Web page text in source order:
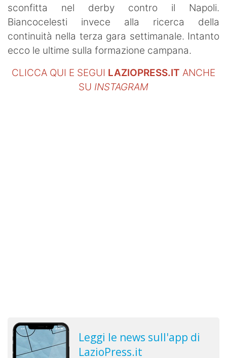
sconfitta nel derby contro il Napoli.
Biancocelesti invece alla ricerca della
continuità nella terza gara settimanale. Intanto
ecco le ultime sulla formazione campana.
CLICCA QUI E SEGUI LAZIOPRESS.IT ANCHE
SU INSTAGRAM